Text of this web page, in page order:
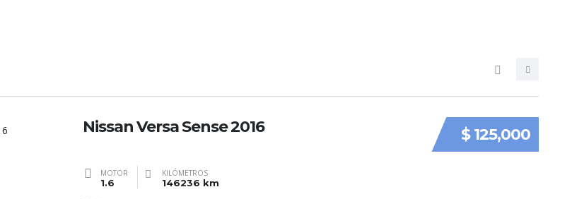
$ 125,000
Nissan Versa Sense 2016
MOTOR
1.6
KILÓMETROS
146236 km